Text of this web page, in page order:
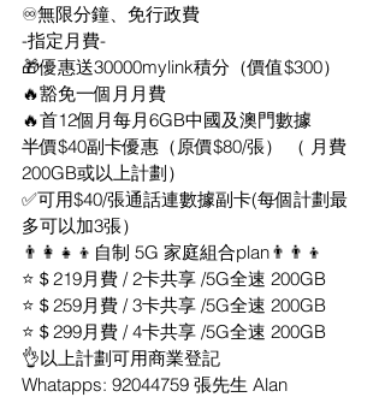
♾無限分鐘、免行政費
-指定月費-
🎁優惠送30000mylink積分（價值$300）
🔥豁免一個月月費
🔥首12個月每月6GB中國及澳門數據
半價$40副卡優惠（原價$80/張） （ 月費
200GB或以上計劃）
✅可用$40/張通話連數據副卡(每個計劃最
多可以加3張）
👨‍👩‍👧‍👦自制 5G 家庭組合plan👨‍👨‍👦
⭐＄219月費 / 2卡共享 /5G全速 200GB
⭐＄259月費 / 3卡共享 /5G全速 200GB
⭐＄299月費 / 4卡共享 /5G全速 200GB
👌以上計劃可用商業登記
Whatapps: 92044759 張先生 Alan